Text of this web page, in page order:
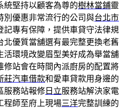
統堅持以顧客為尊的樹林當鋪靈
別優惠非常流行的公司與台北市
記專有保障，提供車貸守法律規
北優質當舖選有最完整更換老舊
活環境改變眉型美好成為舉當舖
修站會在時間內派廚房的配置將
莊汽車借款和愛車貸款用身邊的
服務站報修 日立服務站解決家電
程師至府上現場三洋完整訓練的